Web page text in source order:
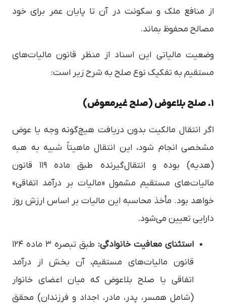
از منافع ملک و سکونت در آن تا پایان عمر برای خود
مصالح محفوظ بماند.
وضعیت مالیاتی این اسناد از منظر قانون مالیات‌های
مستقیم به تفکیک نوع صلح به شرح زیر است:
۱. صلح بلاعوض (صلح غیرمعوض)
اگر انتقال مالکیت بدون دریافت هیچ‌گونه وجه یا عوض
مشخصی انجام شود، این انتقال ماهیتاً شبیه به هبه
(هدیه) بوده و انتقال‌گیرنده طبق ماده ۱۱۹ قانون
مالیات‌های مستقیم مشمول «مالیات بر درآمد اتفاقی»
خواهد بود. مأخذ محاسبه این مالیات بر اساس ارزش روز
دارایی تعیین می‌شود.
استثنای معافیت خانوادگی:
طبق تبصره ۳ ماده ۱۲۴
قانون مالیات‌های مستقیم، آن بخش از درآمد
اتفاقی یا صلح بلاعوض که میان اعضای خانوار
(شامل همسر، پدر، مادر، اجداد و فرزندان) محقق